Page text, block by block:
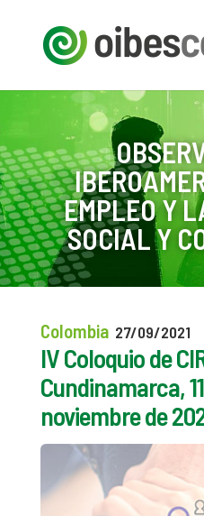
EMPLEO Y
SOCIAL Y
Colombia 27/09/2021
IV Coloquio de
Cundinamarca,
noviembre de